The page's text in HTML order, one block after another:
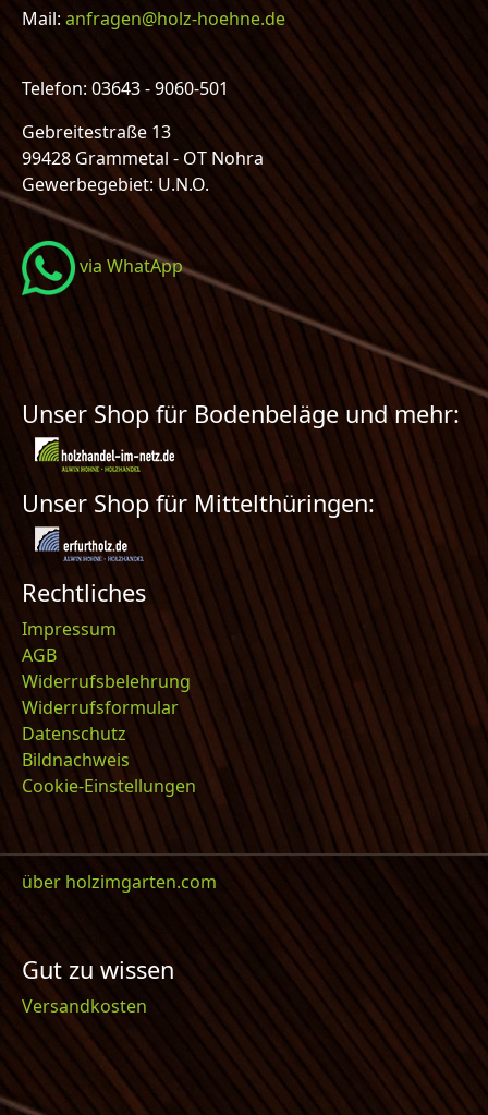
Mail:anfragen@holz-hoehne.de
Telefon: 03643 - 9060-501
Gebreitestraße 13
99428 Grammetal - OT Nohra
Gewerbegebiet: U.N.O.
via WhatApp
Unser Shop für Bodenbeläge und mehr:
Unser Shop für Mittelthüringen:
Rechtliches
Impressum
AGB
Widerrufsbelehrung
Widerrufsformular
Datenschutz
Bildnachweis
Cookie-Einstellungen
über holzimgarten.com
Gut zu wissen
Versandkosten